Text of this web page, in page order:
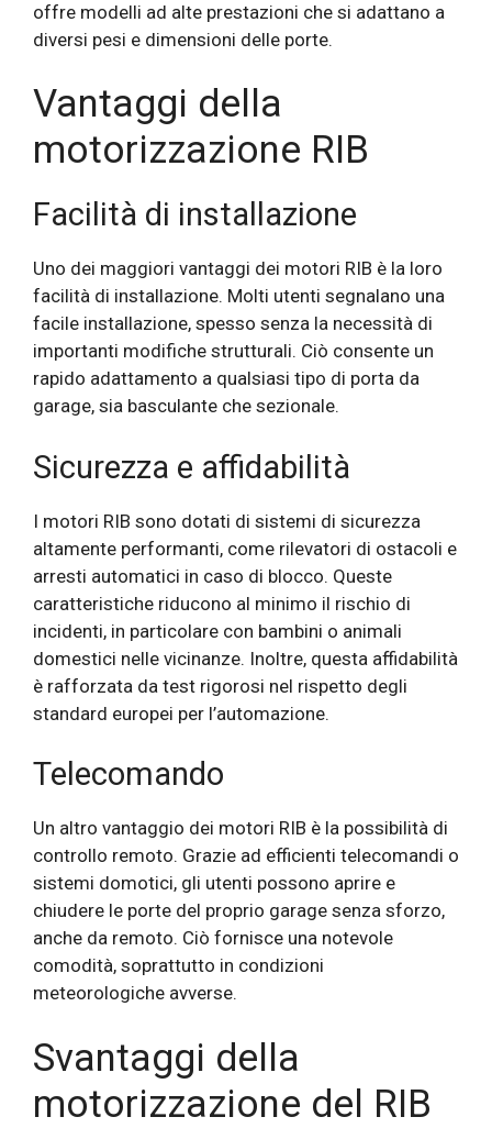
offre modelli ad alte prestazioni che si adattano a
diversi pesi e dimensioni delle porte.
Vantaggi della
motorizzazione RIB
Facilità di installazione
Uno dei maggiori vantaggi dei motori RIB è la loro
facilità di installazione. Molti utenti segnalano una
facile installazione, spesso senza la necessità di
importanti modifiche strutturali. Ciò consente un
rapido adattamento a qualsiasi tipo di porta da
garage, sia basculante che sezionale.
Sicurezza e affidabilità
I motori RIB sono dotati di sistemi di sicurezza
altamente performanti, come rilevatori di ostacoli e
arresti automatici in caso di blocco. Queste
caratteristiche riducono al minimo il rischio di
incidenti, in particolare con bambini o animali
domestici nelle vicinanze. Inoltre, questa affidabilità
è rafforzata da test rigorosi nel rispetto degli
standard europei per l’automazione.
Telecomando
Un altro vantaggio dei motori RIB è la possibilità di
controllo remoto. Grazie ad efficienti telecomandi o
sistemi domotici, gli utenti possono aprire e
chiudere le porte del proprio garage senza sforzo,
anche da remoto. Ciò fornisce una notevole
comodità, soprattutto in condizioni
meteorologiche avverse.
Svantaggi della
motorizzazione del RIB